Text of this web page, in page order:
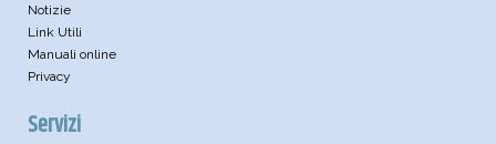
Notizie
Link Utili
Manuali online
Privacy
Servizi